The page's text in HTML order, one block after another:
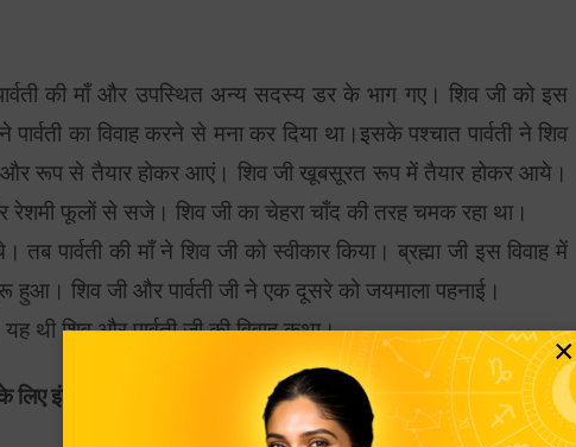
की माँ और उपस्थित अन्य सदस्य डर के भाग गए। शिव जी को इस
का विवाह करने से मना कर दिया था।इसके पश्चात पार्वती ने शिव
और रूप से तैयार होकर आएं। शिव जी खूबसूरत रूप में तैयार होकर आये।
फूलों से सजे। शिव जी का चेहरा चाँद की तरह चमक रहा था।
पार्वती की माँ ने शिव जी को स्वीकार किया। ब्रह्मा जी इस विवाह में
हुआ। शिव जी और पार्वती जी ने एक दूसरे को जयमाला पहनाई।
थी शिव और पार्वती जी की विवाह कथा।
लिए इंस्टाएस्ट्रो के जुड़े रहें और हमारे लेख जरूर पढ़ें।
×